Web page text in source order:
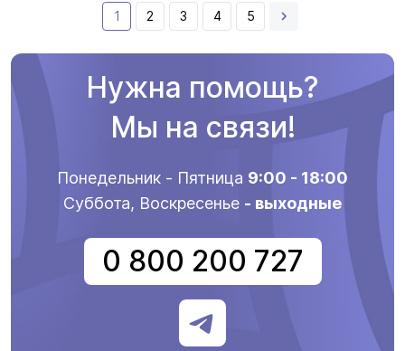
1 2 3 4 5
Нужна помощь?
Мы на связи!
Понедельник - Пятница 9:00 - 18:00
Суббота, Воскресенье - выходные
0 800 200 727